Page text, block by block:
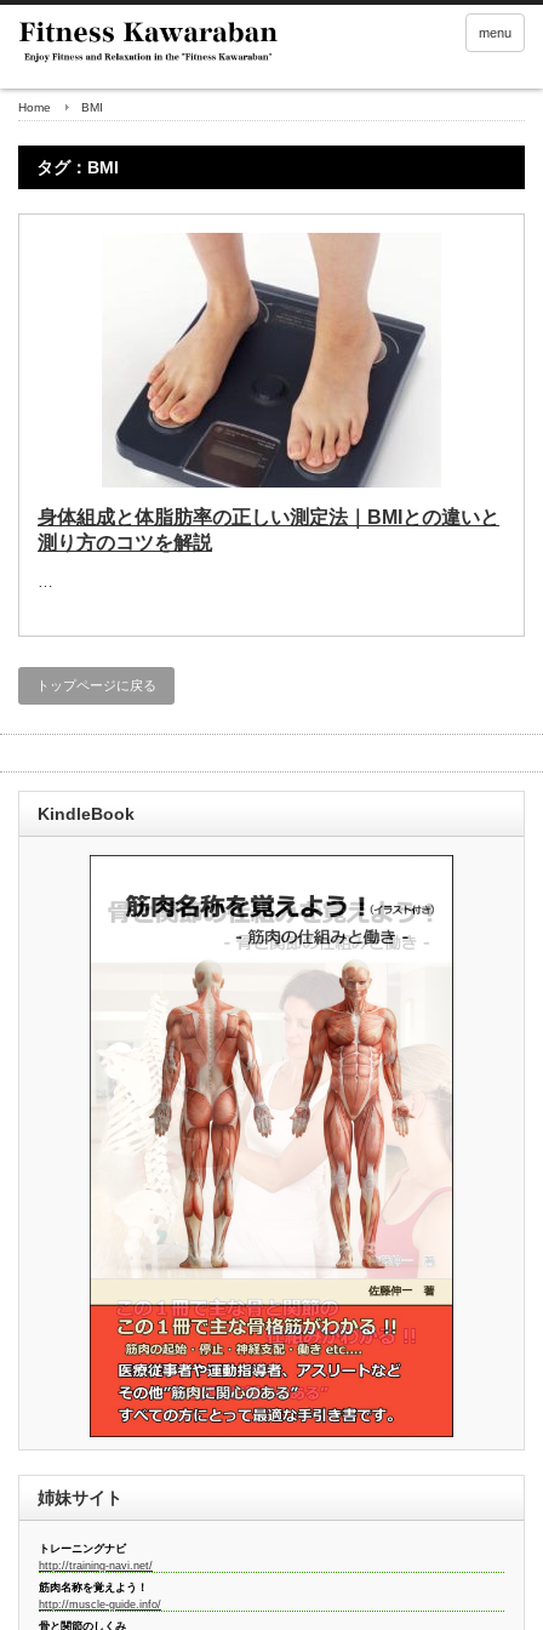
menu
Home BMI
タグ：BMI
身体組成と体脂肪率の正しい測定法｜BMIとの違いと
測り方のコツを解説
トップページに戻る
KindleBook
姉妹サイト
トレーニングナビ
http://training-navi.net/
筋肉名称を覚えよう！
http://muscle-guide.info/
骨と関節のしくみ